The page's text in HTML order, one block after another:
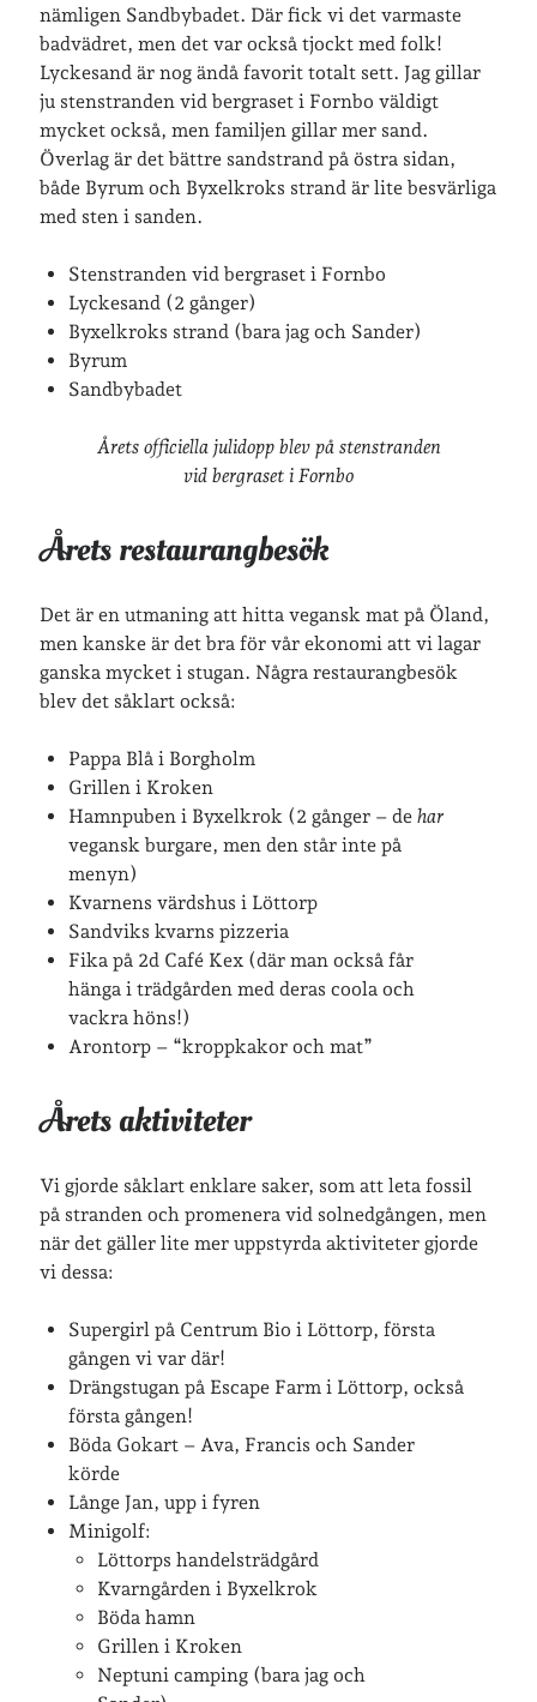
nämligen Sandbybadet. Där fick vi det varmaste
badvädret, men det var också tjockt med folk!
Lyckesand är nog ändå favorit totalt sett. Jag gillar
ju stenstranden vid bergraset i Fornbo väldigt
mycket också, men familjen gillar mer sand.
Överlag är det bättre sandstrand på östra sidan,
både Byrum och Byxelkroks strand är lite besvärliga
med sten i sanden.
Stenstranden vid bergraset i Fornbo
Lyckesand (2 gånger)
Byxelkroks strand (bara jag och Sander)
Byrum
Sandbybadet
Årets officiella julidopp blev på stenstranden
vid bergraset i Fornbo
Årets restaurangbesök
Det är en utmaning att hitta vegansk mat på Öland,
men kanske är det bra för vår ekonomi att vi lagar
ganska mycket i stugan. Några restaurangbesök
blev det såklart också:
Pappa Blå i Borgholm
Grillen i Kroken
Hamnpuben i Byxelkrok (2 gånger – dehar
vegansk burgare, men den står inte på
menyn)
Kvarnens värdshus i Löttorp
Sandviks kvarns pizzeria
Fika på 2d Café Kex (där man också får
hänga i trädgården med deras coola och
vackra höns!)
Arontorp – “kroppkakor och mat”
Årets aktiviteter
Vi gjorde såklart enklare saker, som att leta fossil
på stranden och promenera vid solnedgången, men
när det gäller lite mer uppstyrda aktiviteter gjorde
vi dessa:
Supergirl på Centrum Bio i Löttorp, första
gången vi var där!
Drängstugan på Escape Farm i Löttorp, också
första gången!
Böda Gokart – Ava, Francis och Sander
körde
Långe Jan, upp i fyren
Minigolf:
Löttorps handelsträdgård
Kvarngården i Byxelkrok
Böda hamn
Grillen i Kroken
Neptuni camping (bara jag och